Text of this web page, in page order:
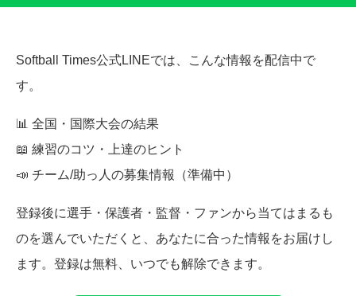
Softball Times公式LINEでは、こんな情報を配信中で
す。
📊 全国・国際大会の結果
📖 練習のコツ・上達のヒント
📣 チーム/助っ人の募集情報（準備中）
登録後に選手・保護者・監督・ファンから当てはまるも
のを選んでいただくと、あなたに合った情報をお届けし
ます。登録は無料、いつでも解除できます。